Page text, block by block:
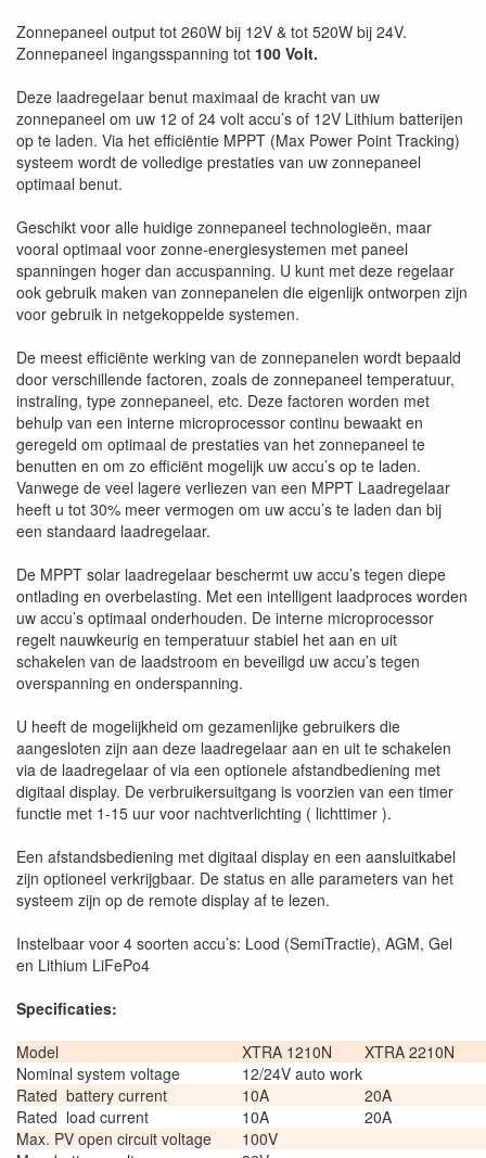
Zonnepaneel output tot 260W bij 12V & tot 520W bij 24V.
Zonnepaneel ingangsspanning tot 100 Volt.
Deze laadregeIaar benut maximaal de kracht van uw
zonnepaneel om uw 12 of 24 volt accu’s of 12V Lithium batterijen
op te laden. Via het efficiëntie MPPT (Max Power Point Tracking)
systeem wordt de volledige prestaties van uw zonnepaneel
optimaal benut.
Geschikt voor alle huidige zonnepaneel technologieën, maar
vooral optimaal voor zonne-energiesystemen met paneel
spanningen hoger dan accuspanning. U kunt met deze regelaar
ook gebruik maken van zonnepanelen die eigenlijk ontworpen zijn
voor gebruik in netgekoppelde systemen.
De meest efficiënte werking van de zonnepanelen wordt bepaald
door verschillende factoren, zoals de zonnepaneel temperatuur,
instraling, type zonnepaneel, etc. Deze factoren worden met
behulp van een interne microprocessor continu bewaakt en
geregeld om optimaal de prestaties van het zonnepaneel te
benutten en om zo efficiënt mogelijk uw accu’s op te laden.
Vanwege de veel lagere verliezen van een MPPT Laadregelaar
heeft u tot 30% meer vermogen om uw accu’s te laden dan bij
een standaard laadregelaar.
De MPPT solar laadregelaar beschermt uw accu’s tegen diepe
ontlading en overbelasting. Met een intelligent laadproces worden
uw accu’s optimaal onderhouden. De interne microprocessor
regelt nauwkeurig en temperatuur stabiel het aan en uit
schakelen van de laadstroom en beveiligd uw accu’s tegen
overspanning en onderspanning.
U heeft de mogelijkheid om gezamenlijke gebruikers die
aangesloten zijn aan deze laadregelaar aan en uit te schakelen
via de laadregelaar of via een optionele afstandbediening met
digitaal display. De verbruikersuitgang is voorzien van een timer
functie met 1-15 uur voor nachtverlichting ( lichttimer ).
Een afstandsbediening met digitaal display en een aansluitkabel
zijn optioneel verkrijgbaar. De status en alle parameters van het
systeem zijn op de remote display af te lezen.
Instelbaar voor 4 soorten accu’s: Lood (SemiTractie), AGM, Gel
en Lithium LiFePo4
Specificaties:
Model
XTRA 1210N
XTRA 2210N
Nominal system voltage
12/24V auto work
Rated battery current
10A
20A
Rated load current
10A
20A
Max. PV open circuit voltage
100V